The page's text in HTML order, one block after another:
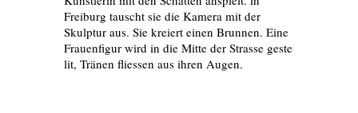
Freiburg tauscht sie die Kamera mit der
Skulptur aus. Sie kreiert einen Brunnen. Eine
Frauenfigur wird in die Mitte der Strasse geste
lit, Tränen fliessen aus ihren Augen.